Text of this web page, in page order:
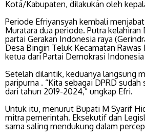
Kota/Kabupaten, dilakukan oleh
Periode Efriyansyah kembali
Muratara dua periode. Putra kelahiran
partai Gerakan Indonesia raya
Desa Bingin Teluk Kecamatan
ketua dari Partai Demokrasi Indonesia
Setelah dilantik, keduanya langsung
paripurna . “Kita sebagai DPRD sudah
dari tahun 2019-2024,” ungkap Efri.
Untuk itu, menurut Bupati M Syarif
mitra pemerintah. Eksekutif dan
sama saling mendukung dalam